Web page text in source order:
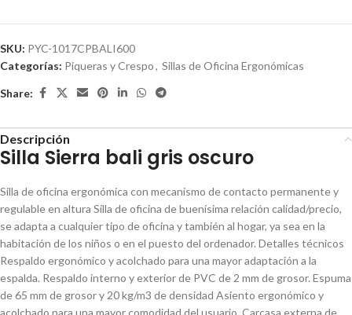
SKU: PYC-1017CPBALI600
Categorías: Piqueras y Crespo, Sillas de Oficina Ergonómicas
Share:
Descripción
Silla Sierra bali gris oscuro
Silla de oficina ergonómica con mecanismo de contacto permanente y
regulable en altura Silla de oficina de buenísima relación calidad/precio,
se adapta a cualquier tipo de oficina y también al hogar, ya sea en la
habitación de los niños o en el puesto del ordenador. Detalles técnicos
Respaldo ergonómico y acolchado para una mayor adaptación a la
espalda. Respaldo interno y exterior de PVC de 2 mm de grosor. Espuma
de 65 mm de grosor y 20 kg/m3 de densidad Asiento ergonómico y
acolchado para una mayor comodidad del usuario. Carcasa externa de